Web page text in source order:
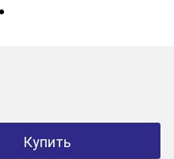
Купить